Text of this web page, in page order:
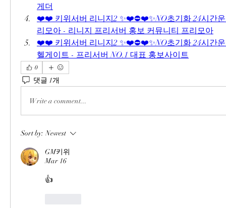
게더
❤️❤️ 키위서버 리니지2 ✨❤️⛔❤️✨NO초기화 24시간
리모아 - 리니지 프리서버 홍보 커뮤니티 프리모아
❤️❤️ 키위서버 리니지2 ✨❤️⛔❤️✨NO초기화 24시간
헬게이트 - 프리서버 NO.1 대표 홍보사이트
0
댓글 1개
Write a comment...
Sort by: Newest
GM키위
Mar 16
👍